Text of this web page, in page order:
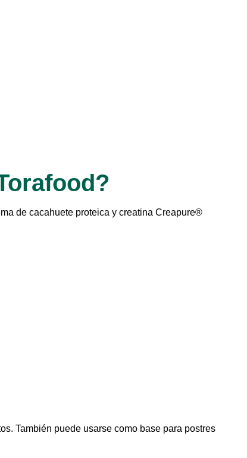
de cacahuete proteica y creatina Creapure®
También puede usarse como base para postres